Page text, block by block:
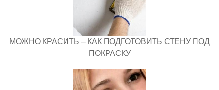
МОЖНО КРАСИТЬ – КАК ПОДГОТОВИТЬ СТЕНУ ПОД
ПОКРАСКУ